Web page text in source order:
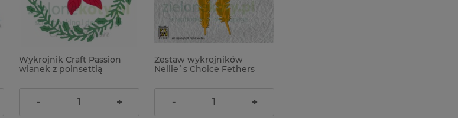
Wykrojnik Craft Passion
wianek z poinsettią
52,00 zł
- +
Zestaw wykrojników
Nellie`s Choice Fethers
16,00 zł
- +